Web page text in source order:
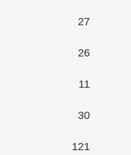
27
26
11
30
121